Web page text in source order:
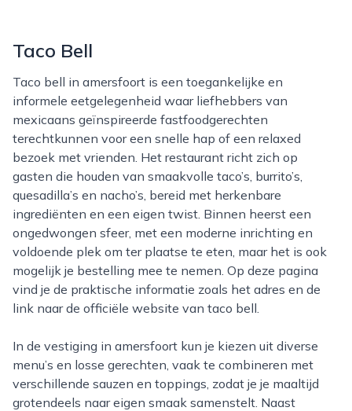
Taco Bell
Taco bell in amersfoort is een toegankelijke en
informele eetgelegenheid waar liefhebbers van
mexicaans geïnspireerde fastfoodgerechten
terechtkunnen voor een snelle hap of een relaxed
bezoek met vrienden. Het restaurant richt zich op
gasten die houden van smaakvolle taco’s, burrito’s,
quesadilla’s en nacho’s, bereid met herkenbare
ingrediënten en een eigen twist. Binnen heerst een
ongedwongen sfeer, met een moderne inrichting en
voldoende plek om ter plaatse te eten, maar het is ook
mogelijk je bestelling mee te nemen. Op deze pagina
vind je de praktische informatie zoals het adres en de
link naar de officiële website van taco bell.
In de vestiging in amersfoort kun je kiezen uit diverse
menu’s en losse gerechten, vaak te combineren met
verschillende sauzen en toppings, zodat je je maaltijd
grotendeels naar eigen smaak samenstelt. Naast